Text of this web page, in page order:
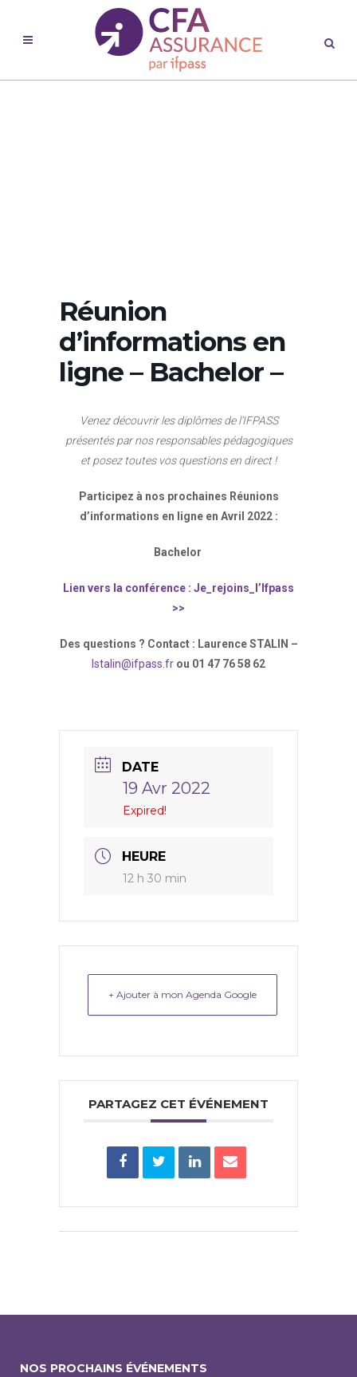
Réunion
d’informations en
ligne – Bachelor –
Venez découvrir les diplômes de l’IFPASS
présentés par nos responsables pédagogiques
et posez toutes vos questions en direct !
Participez à nos prochaines Réunions
d’informations en ligne en Avril 2022 :
Bachelor
Lien vers la conférence : Je_rejoins_l’Ifpass
>>
Des questions ? Contact : Laurence STALIN –
lstalin@ifpass.fr ou 01 47 76 58 62
DATE
19 Avr 2022
Expired!
HEURE
12 h 30 min
+ Ajouter à mon Agenda Google
PARTAGEZ CET ÉVÉNEMENT
NOS PROCHAINS ÉVÉNEMENTS